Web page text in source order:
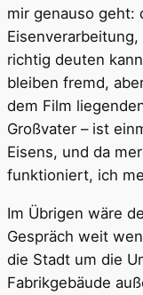
mir genauso geht:
richtig deuten
bleiben fremd,
dem Film
Großvater – ist
Eisens, und da
funktioniert, ich
Im Übrigen wäre
Gespräch weit
die Stadt um die
Fabrikgebäude